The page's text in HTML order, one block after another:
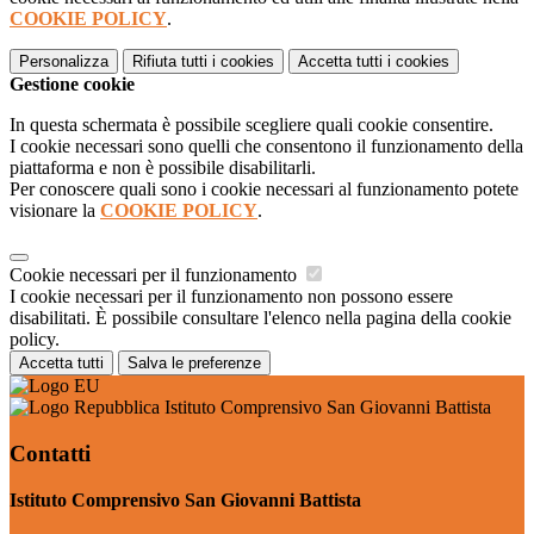
COOKIE POLICY.
Personalizza Rifiuta tutti i cookies Accetta tutti i cookies
Gestione cookie
In questa schermata è possibile scegliere quali cookie consentire.
I cookie necessari sono quelli che consentono il funzionamento della
piattaforma e non è possibile disabilitarli.
Per conoscere quali sono i cookie necessari al funzionamento potete
visionare la COOKIE POLICY.
Cookie necessari per il funzionamento
I cookie necessari per il funzionamento non possono essere
disabilitati. È possibile consultare l'elenco nella pagina della cookie
policy.
Accetta tutti Salva le preferenze
Istituto Comprensivo San Giovanni Battista
Contatti
Istituto Comprensivo San Giovanni Battista